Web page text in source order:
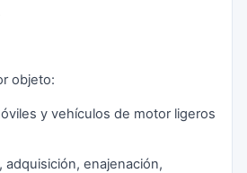
objeto:
y vehículos de motor ligeros
adquisición, enajenación,